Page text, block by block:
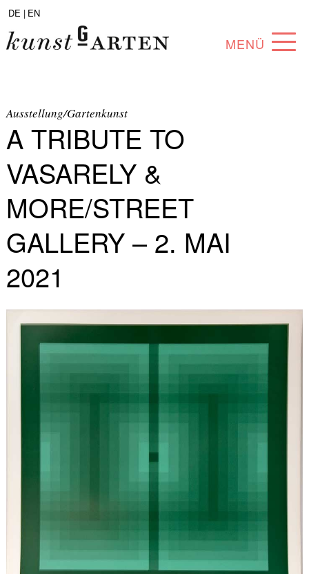
DE | EN
MENÜ
ABOUT
SAMMLUNG
KÜNSTLER*INNEN
PARTNER*INNEN
ANGEBOTE
Ausstellung/Gartenkunst
A TRIBUTE TO
VASARELY &
MORE/STREET
GALLERY – 2. MAI
2021